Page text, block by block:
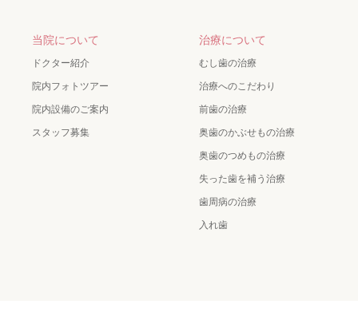
当院について
ドクター紹介
院内フォトツアー
院内設備のご案内
スタッフ募集
治療について
むし歯の治療
治療へのこだわり
前歯の治療
奥歯のかぶせもの治療
奥歯のつめもの治療
失った歯を補う治療
歯周病の治療
入れ歯